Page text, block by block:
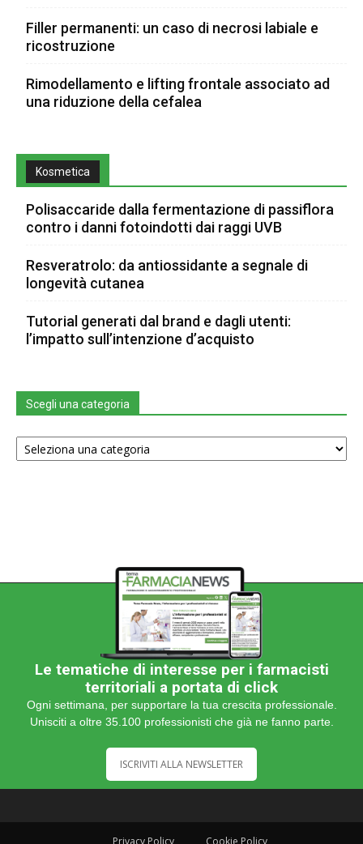
Filler permanenti: un caso di necrosi labiale e
ricostruzione
Rimodellamento e lifting frontale associato ad
una riduzione della cefalea
Kosmetica
Polisaccaride dalla fermentazione di passiflora
contro i danni fotoindotti dai raggi UVB
Resveratrolo: da antiossidante a segnale di
longevità cutanea
Tutorial generati dal brand e dagli utenti:
l’impatto sull’intenzione d’acquisto
Scegli una categoria
Scegli
una
Le tematiche di interesse per i farmacisti
territoriali a portata di click
Ogni settimana, per supportare la tua crescita professionale.
Unisciti a oltre 35.100 professionisti che già ne fanno parte.
ISCRIVITI ALLA NEWSLETTER